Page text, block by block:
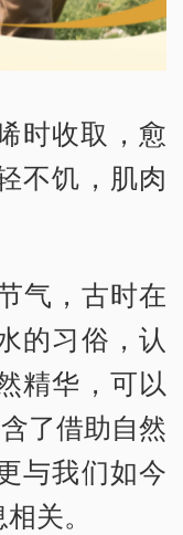
时收取，愈
不饥，肌肉
气，古时在
的习俗，认
精华，可以
了借助自然
与我们如今
关。